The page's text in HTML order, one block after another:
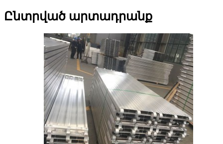
Ընտրված արտադրանք